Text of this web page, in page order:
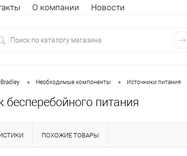
О компании Новости
• Необходимые компоненты • Источники питания
бесперебойного питания
ПОХОЖИЕ ТОВАРЫ